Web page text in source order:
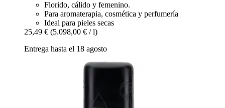
Florido, cálido y femenino.
Para aromaterapia, cosmética y perfumería
Ideal para pieles secas
25,49 € (5.098,00 € / l)
Entrega hasta el 18 agosto